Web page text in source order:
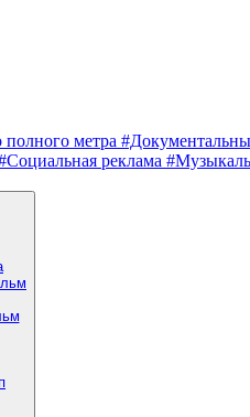
метра
реклама